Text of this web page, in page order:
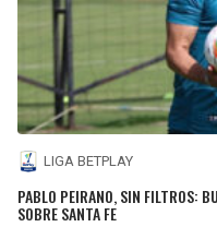
LIGA BETPLAY
PABLO PEIRANO, SIN FILTROS:
SOBRE SANTA FE